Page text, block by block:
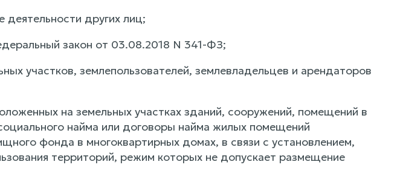
деятельности других лиц;
закон от 03.08.2018 N 341-ФЗ;
участков, землепользователей, землевладельцев и арендаторов
на земельных участках зданий, сооружений, помещений в
найма или договоры найма жилых помещений
фонда в многоквартирных домах, в связи с установлением,
территорий, режим которых не допускает размещение